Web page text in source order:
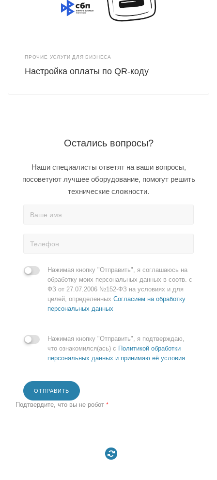
ПРОЧИЕ УСЛУГИ ДЛЯ БИЗНЕСА
Настройка оплаты по QR-коду
Остались вопросы?
Наши специалисты ответят на ваши вопросы,
посоветуют лучшее оборудование, помогут решить
технические сложности.
Нажимая кнопку "Отправить", я соглашаюсь на
обработку моих персональных данных в соотв. с
ФЗ от 27.07.2006 №152-ФЗ на условиях и для
целей, определенных Согласием на обработку
персональных данных
Нажимая кнопку "Отправить", я подтверждаю,
что ознакомился(ась) с Политикой обработки
персональных данных и принимаю её условия
ОТПРАВИТЬ
Подтвердите, что вы не робот *